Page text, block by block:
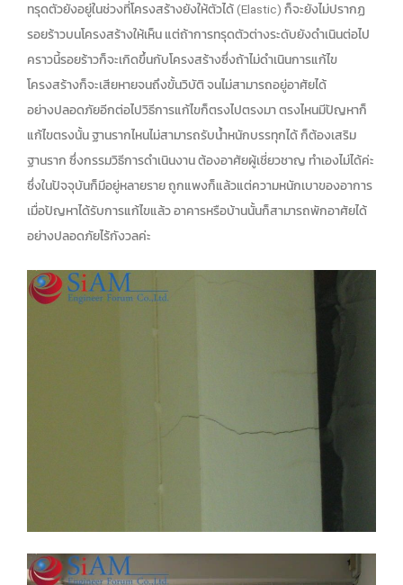
ทรุดตัวยังอยู่ในช่วงที่โครงสร้างยังให้ตัวได้ (Elastic) ก็จะยังไม่ปรากฏ
รอยร้าวบนโครงสร้างให้เห็น แต่ถ้าการทรุดตัวต่างระดับยังดำเนินต่อไป
คราวนี้รอยร้าวก็จะเกิดขึ้นกับโครงสร้างซึ่งถ้าไม่ดำเนินการแก้ไข
โครงสร้างก็จะเสียหายจนถึงขั้นวิบัติ จนไม่สามารถอยู่อาศัยได้
อย่างปลอดภัยอีกต่อไปวิธีการแก้ไขก็ตรงไปตรงมา ตรงไหนมีปัญหาก็
แก้ไขตรงนั้น ฐานรากไหนไม่สามารถรับน้ำหนักบรรทุกได้ ก็ต้องเสริม
ฐานราก ซึ่งกรรมวิธีการดำเนินงาน ต้องอาศัยผู้เชี่ยวชาญ ทำเองไม่ได้ค่ะ
ซึ่งในปัจจุบันก็มีอยู่หลายราย ถูกแพงก็แล้วแต่ความหนักเบาของอาการ
เมื่อปัญหาได้รับการแก้ไขแล้ว อาคารหรือบ้านนั้นก็สามารถพักอาศัยได้
อย่างปลอดภัยไร้กังวลค่ะ